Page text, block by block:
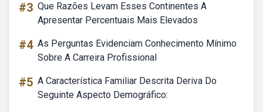
#3 Que Razões Levam Esses Continentes A
Apresentar Percentuais Mais Elevados
#4 As Perguntas Evidenciam Conhecimento Mínimo
Sobre A Carreira Profissional
#5 A Característica Familiar Descrita Deriva Do
Seguinte Aspecto Demográfico: